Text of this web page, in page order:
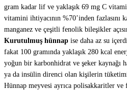
gram kadar lif ve yaklaşık 69 mg C
vitamini ihtiyacının %70’inden fazlasını
manganez ve çeşitli fenolik bileşikler
Kurutulmuş hünnap ise daha az su
fakat 100 gramında yaklaşık 280 kcal
yoğun bir karbonhidrat ve şeker kaynağı
ya da insülin direnci olan kişilerin
Hünnap meyvesi ayrıca polisakkaritler